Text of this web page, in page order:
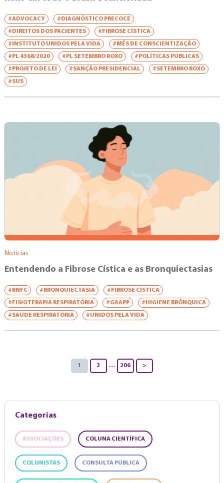
#ADVOCACY #DIAGNÓSTICO PRECOCE
#DIREITOS DOS PACIENTES #FIBROSE CÍSTICA
#INSTITUTO UNIDOS PELA VIDA #MÊS DE CONSCIENTIZAÇÃO
#PL 4368/2020 #PL SETEMBRO ROXO #POLÍTICAS PÚBLICAS
#PROJETO DE LEI #SANÇÃO PRESIDENCIAL #SETEMBRO ROXO
#SUS
Notícias
Entendendo a Fibrose Cística e as Bronquiectasias
#BNFC #BRONQUIECTASIA #FIBROSE CÍSTICA
#FISIOTERAPIA RESPIRATÓRIA #GAAPP #HIGIENE BRÔNQUICA
#SAÚDE RESPIRATÓRIA #UNIDOS PELA VIDA
1 2 … 206 >
Categorias
ASSOCIAÇÕES COLUNA CIENTÍFICA
COLUNISTAS CONSULTA PÚBLICA